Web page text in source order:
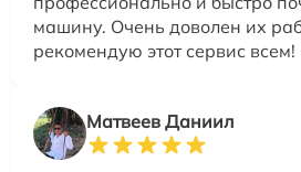
машину. Очень доволен их
рекомендую этот сервис всем!
Матвеев Даниил